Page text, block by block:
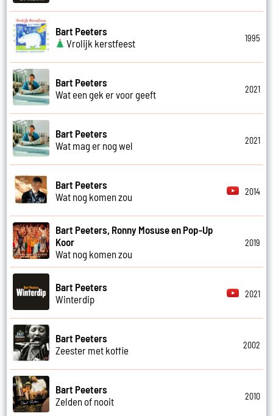
Bart Peeters
Vrolijk kerstfeest
1995
Bart Peeters
Wat een gek er voor geeft
2021
Bart Peeters
Wat mag er nog wel
2021
Bart Peeters
Wat nog komen zou
2014
Bart Peeters, Ronny Mosuse en Pop-Up
Koor
Wat nog komen zou
2019
Bart Peeters
Winterdip
2021
Bart Peeters
Zeester met koffie
2002
Bart Peeters
Zelden of nooit
2010